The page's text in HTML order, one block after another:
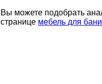
Вы можете подобрать
странице мебель для